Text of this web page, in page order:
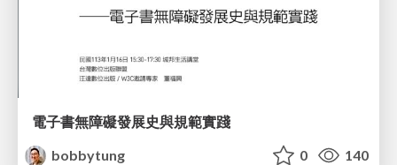
電子書無障礙發展史與規範實踐
bobbytung
0 140